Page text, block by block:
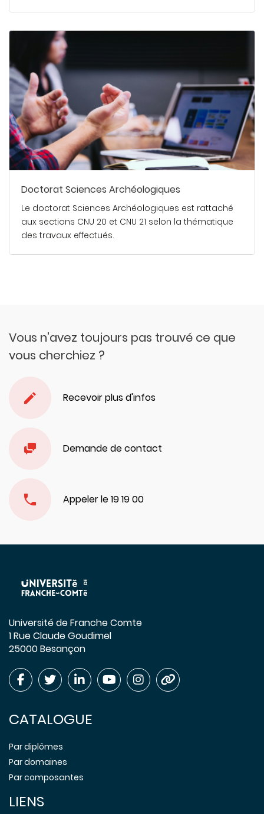
Doctorat Sciences Archéologiques
Le doctorat Sciences Archéologiques est rattaché
aux sections CNU 20 et CNU 21 selon la thématique
des travaux effectués.
Vous n'avez toujours pas trouvé ce que
vous cherchiez ?
Recevoir plus d'infos
Demande de contact
Appeler le 19 19 00
Université de Franche Comte
1 Rue Claude Goudimel
25000 Besançon
CATALOGUE
Par diplômes
Par domaines
Par composantes
LIENS